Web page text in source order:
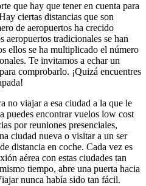
que hay que tener en cuenta para
ciertas distancias que son
de aeropuertos ha crecido
aeropuertos tradicionales se han
ellos se ha multiplicado el número
Te invitamos a echar un
comprobarlo. ¡Quizá encuentres
no viajar a esa ciudad a la que le
puedes encontrar vuelos low cost
por reuniones presenciales,
ciudad nueva o visitar a un ser
distancia en coche. Cada vez es
aérea con estas ciudades tan
tiempo, abre una puerta hacia
nunca había sido tan fácil.